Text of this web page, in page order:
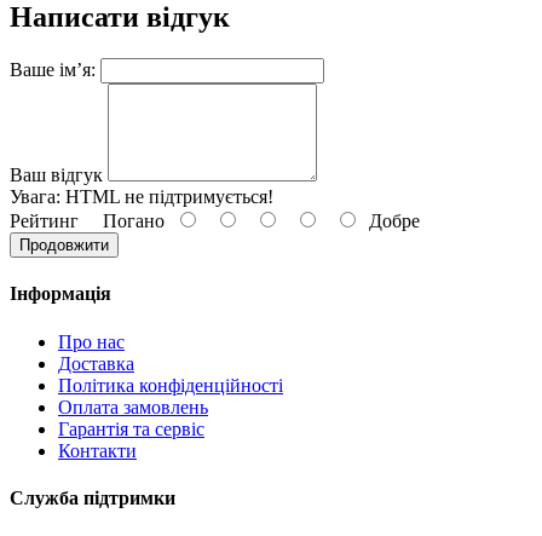
Написати відгук
Ваше ім’я:
Ваш відгук
Увага: HTML не підтримується!
Рейтинг Погано Добре
Продовжити
Інформація
Про нас
Доставка
Політика конфіденційності
Оплата замовлень
Гарантія та сервіс
Контакти
Служба підтримки